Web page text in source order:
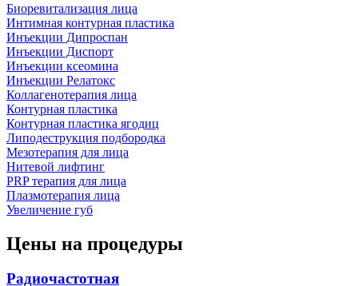
Биоревитализация лица
Интимная контурная пластика
Инъекции Дипроспан
Инъекции Диспорт
Инъекции ксеомина
Инъекции Релатокс
Коллагенотерапия лица
Контурная пластика
Контурная пластика ягодиц
Липодеструкция подбородка
Мезотерапия для лица
Нитевой лифтинг
PRP терапия для лица
Плазмотерапия лица
Увеличение губ
Цены на процедуры
Радиочастотная